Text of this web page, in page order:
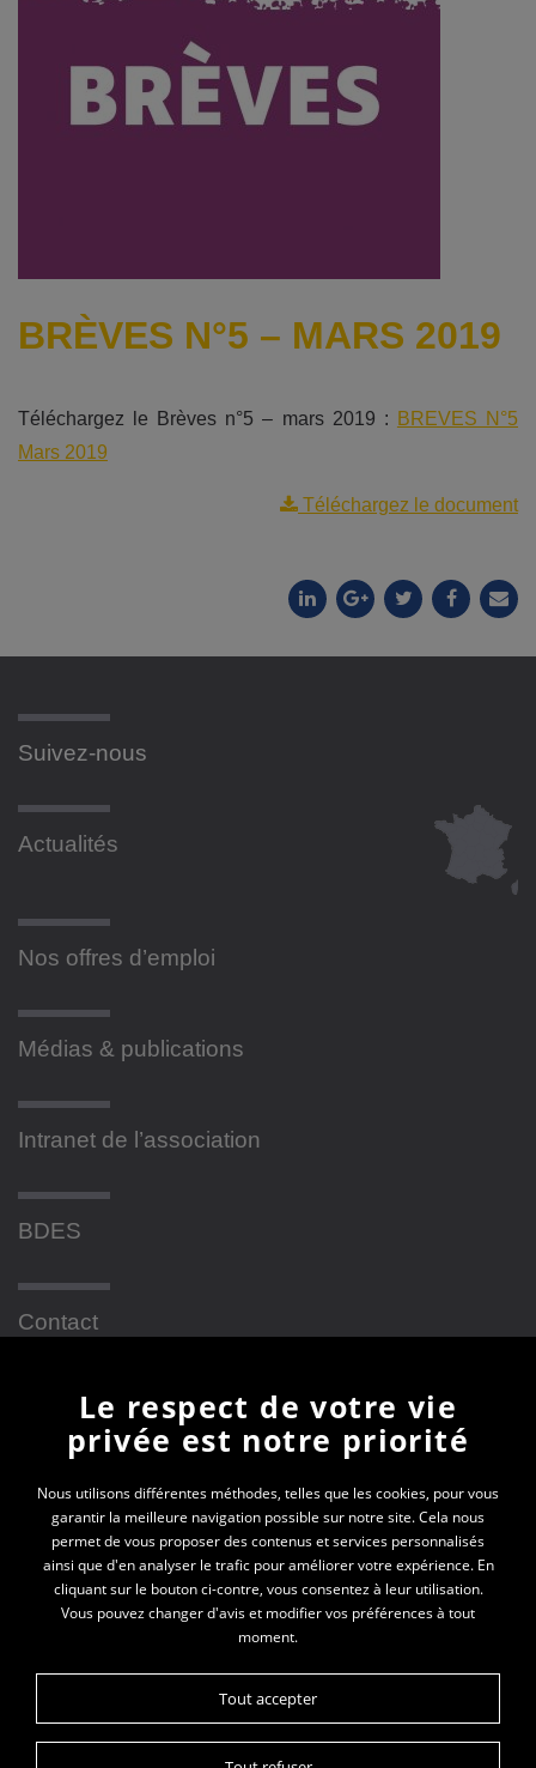
BRÈVES N°5 – MARS 2019
Téléchargez le Brèves n°5 – mars 2019 : BREVES N°5
Mars 2019
Téléchargez le document
Suivez-nous
Actualités
Nos offres d’emploi
Médias & publications
Intranet de l’association
BDES
Contact
Newsletter
En vous inscrivant à la newsletter, vous recevrez
toutes les actualités des PEP 69
Votre e-mail*
Le respect de votre vie
privée est notre priorité
Nous utilisons différentes méthodes, telles que les cookies, pour vous
garantir la meilleure navigation possible sur notre site. Cela nous
permet de vous proposer des contenus et services personnalisés
ainsi que d'en analyser le trafic pour améliorer votre expérience. En
cliquant sur le bouton ci-contre, vous consentez à leur utilisation.
Vous pouvez changer d'avis et modifier vos préférences à tout
moment.
Tout accepter